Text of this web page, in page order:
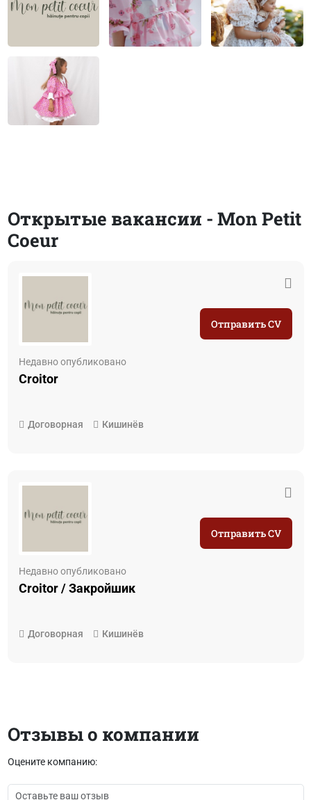
Открытые вакансии - Mon Petit
Coeur
Недавно опубликовано
Croitor
Договорная Кишинёв
Отправить CV
Недавно опубликовано
Croitor / Закройшик
Договорная Кишинёв
Отправить CV
Отзывы о компании
Оцените компанию: